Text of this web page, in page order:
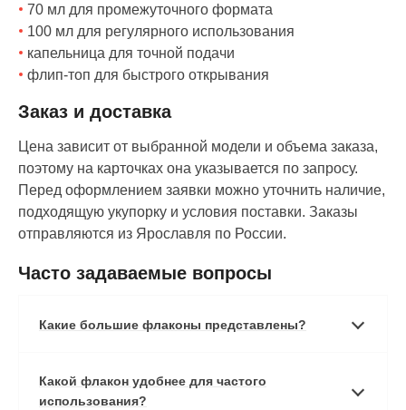
70 мл для промежуточного формата
100 мл для регулярного использования
капельница для точной подачи
флип-топ для быстрого открывания
Заказ и доставка
Цена зависит от выбранной модели и объема заказа,
поэтому на карточках она указывается по запросу.
Перед оформлением заявки можно уточнить наличие,
подходящую укупорку и условия поставки. Заказы
отправляются из Ярославля по России.
Часто задаваемые вопросы
Какие большие флаконы представлены?
Какой флакон удобнее для частого
использования?